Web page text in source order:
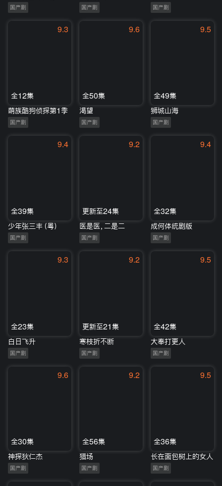
国产剧 国产剧 国产剧
9.3
全12集
萌族酷狗侦探第1季
国产剧
9.6
全50集
渴望
国产剧
9.5
全49集
狮城山海
国产剧
9.4
全39集
少年张三丰（粤）
国产剧
9.2
更新至24集
医是医，二是二
国产剧
9.4
全32集
成何体统剧版
国产剧
9.3
全23集
白日飞升
国产剧
9.2
更新至21集
寒枝折不断
国产剧
9.5
全42集
大奉打更人
国产剧
9.6
全30集
神探狄仁杰
国产剧
9.2
全56集
猎场
国产剧
9.5
全36集
长在面包树上的女人
国产剧